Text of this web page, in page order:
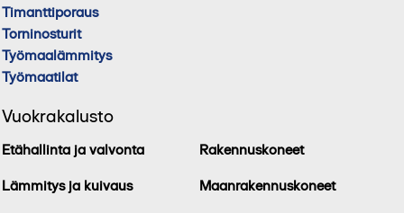
Timanttiporaus
Torninosturit
Työmaalämmitys
Työmaatilat
Vuokrakalusto
Etähallinta ja valvonta
Lämmitys ja kuivaus
Rakennuskoneet
Maanrakennuskoneet